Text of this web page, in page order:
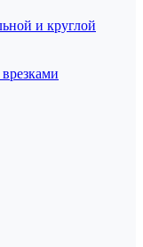
и круглой